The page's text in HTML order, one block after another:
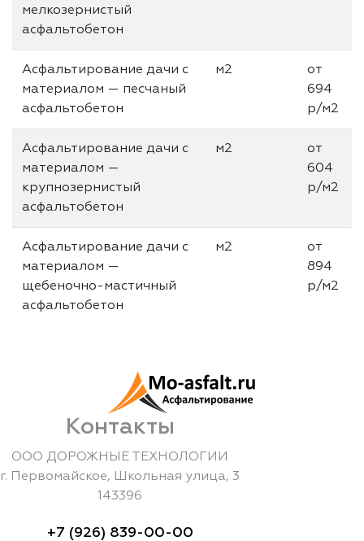
мелкозернистый
асфальтобетон
Асфальтирование дачи с
материалом — песчаный
асфальтобетон
м2
от
694
р/м2
Асфальтирование дачи с
материалом —
крупнозерниcтый
асфальтобетон
м2
от
604
р/м2
Асфальтирование дачи с
материалом —
щебеночно-мастичный
асфальтобетон
м2
от
894
р/м2
Контакты
ООО ДОРОЖНЫЕ ТЕХНОЛОГИИ
г.
Первомайское, Школьная улица, 3
143396
+7 (926) 839-00-00